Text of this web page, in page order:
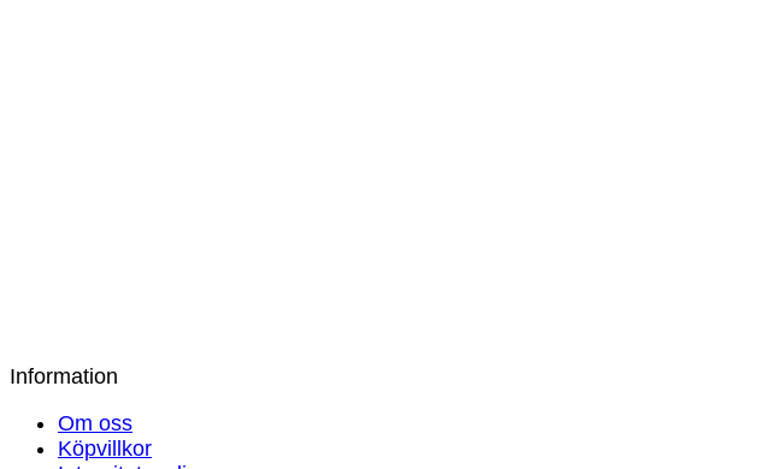
Information
Om oss
Köpvillkor